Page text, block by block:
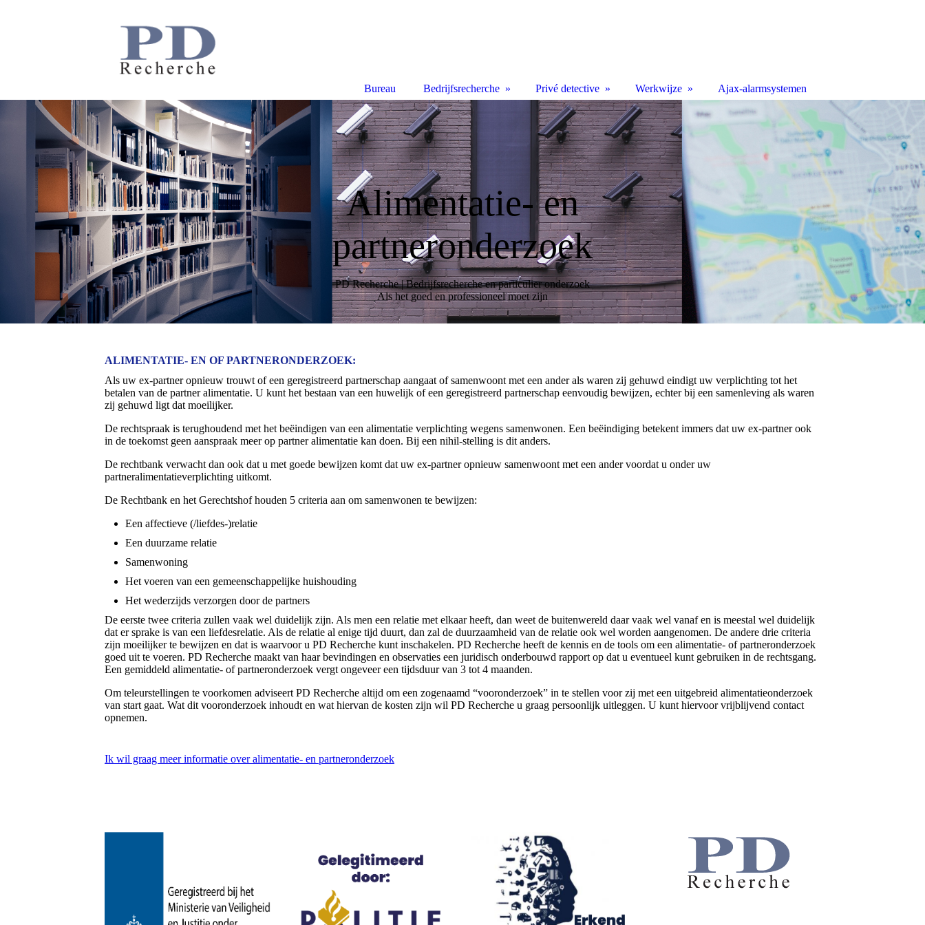
Alimentatie- en
partneronderzoek
PD Recherche | Bedrijfsrecherche en particulier onderzoek
Als het goed en professioneel moet zijn
ALIMENTATIE- EN OF PARTNERONDERZOEK:
Als uw ex-partner opnieuw trouwt of een geregistreerd partnerschap aangaat of samenwoont met een ander als waren zij gehuwd eindigt uw verplichting tot het
betalen van de partner alimentatie. U kunt het bestaan van een huwelijk of een geregistreerd partnerschap eenvoudig bewijzen, echter bij een samenleving als waren
zij gehuwd ligt dat moeilijker.
De rechtspraak is terughoudend met het beëindigen van een alimentatie verplichting wegens samenwonen. Een beëindiging betekent immers dat uw ex-partner ook
in de toekomst geen aanspraak meer op partner alimentatie kan doen. Bij een nihil-stelling is dit anders.
De rechtbank verwacht dan ook dat u met goede bewijzen komt dat uw ex-partner opnieuw samenwoont met een ander voordat u onder uw
partneralimentatieverplichting uitkomt.
De Rechtbank en het Gerechtshof houden 5 criteria aan om samenwonen te bewijzen:
Een affectieve (/liefdes-)relatie
Een duurzame relatie
Samenwoning
Het voeren van een gemeenschappelijke huishouding
Het wederzijds verzorgen door de partners
De eerste twee criteria zullen vaak wel duidelijk zijn. Als men een relatie met elkaar heeft, dan weet de buitenwereld daar vaak wel vanaf en is meestal wel duidelijk
dat er sprake is van een liefdesrelatie. Als de relatie al enige tijd duurt, dan zal de duurzaamheid van de relatie ook wel worden aangenomen. De andere drie criteria
zijn moeilijker te bewijzen en dat is waarvoor u PD Recherche kunt inschakelen. PD Recherche heeft de kennis en de tools om een alimentatie- of partneronderzoek
goed uit te voeren. PD Recherche maakt van haar bevindingen en observaties een juridisch onderbouwd rapport op dat u eventueel kunt gebruiken in de rechtsgang.
Een gemiddeld alimentatie- of partneronderzoek vergt ongeveer een tijdsduur van 3 tot 4 maanden.
Om teleurstellingen te voorkomen adviseert PD Recherche altijd om een zogenaamd “vooronderzoek” in te stellen voor zij met een uitgebreid alimentatieonderzoek
van start gaat. Wat dit vooronderzoek inhoudt en wat hiervan de kosten zijn wil PD Recherche u graag persoonlijk uitleggen. U kunt hiervoor vrijblijvend contact
opnemen.
Ik wil graag meer informatie over alimentatie- en partneronderzoek
Bureau Bedrijfsrecherche Privé detective Werkwijze Ajax-alarmsystemen